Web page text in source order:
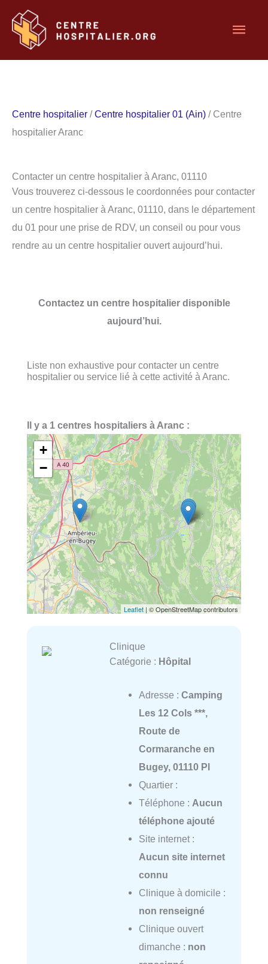
contenu
Centre hospitalier /Centre hospitalier 01 (Ain) / Centre
hospitalier Aranc
Contacter un centre hospitalier à Aranc, 01110
Vous trouverez ci-dessous le coordonnées pour contacter
un centre hospitalier à Aranc, 01110, dans le département
du 01 pour une prise de RDV, un conseil ou pour vous
rendre au un centre hospitalier ouvert aujourd’hui.
Contactez un centre hospitalier disponible
aujourd’hui.
Liste non exhaustive pour contacter un centre
hospitalier ou service lié à cette activité à Aranc.
Il y a 1 centres hospitaliers à Aranc :
+
−
Leaflet | © OpenStreetMap contributors
Clinique
Catégorie : Hôpital
Adresse : Camping
Les 12 Cols ***,
Route de
Cormaranche en
Bugey, 01110 Pl
Quartier :
Téléphone : Aucun
téléphone ajouté
Site internet :
Aucun site internet
connu
Clinique à domicile :
non renseigné
Clinique ouvert
dimanche : non